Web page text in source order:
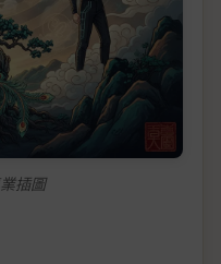
插圖